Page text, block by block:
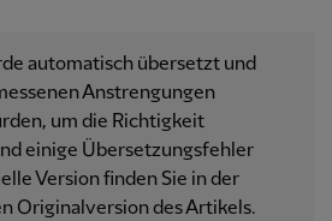
automatisch übersetzt und
Anstrengungen
um die Richtigkeit
einige Übersetzungsfehler
Version finden Sie in der
Originalversion des Artikels.